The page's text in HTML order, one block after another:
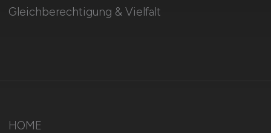
Gleichberechtigung & Vielfalt
HOME